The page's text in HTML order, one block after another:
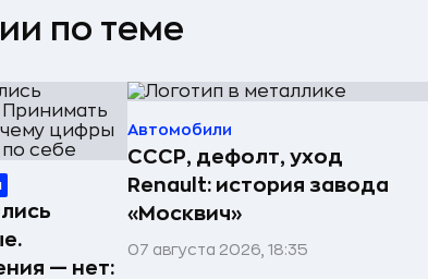
по теме
— нет:
Автомобили
СССР, дефолт, уход
Renault: история завода
«Москвич»
07 августа 2026, 18:35